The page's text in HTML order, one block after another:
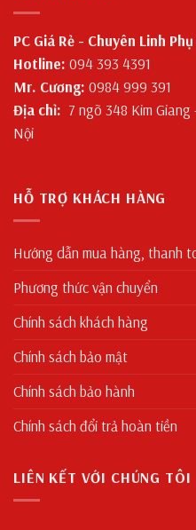
PC Giá Rẻ - Chuyên Linh
Hotline: 094 393 4391
Mr. Cương: 0984 999 391
Địa chỉ: 7 ngõ 348 Kim
Nội
HỖ TRỢ KHÁCH HÀNG
Hướng dẫn mua hàng, thanh
Phương thức vận chuyển
Chính sách khách hàng
Chính sách bảo mật
Chính sách bảo hành
Chính sách đổi trả hoàn tiền
LIÊN KẾT VỚI CHÚNG TÔI